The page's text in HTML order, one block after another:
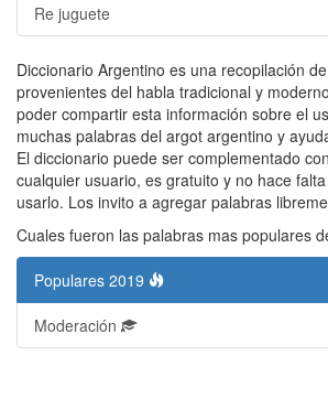
Re juguete
Diccionario Argentino es una recopilación
provenientes del habla tradicional y
poder compartir esta información sobre el
muchas palabras del argot argentino y
El diccionario puede ser complementado
cualquier usuario, es gratuito y no hace
usarlo. Los invito a agregar palabras
Cuales fueron las palabras mas populares
Populares 2019
Moderación